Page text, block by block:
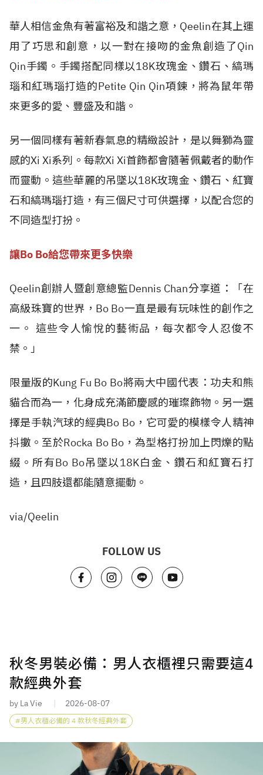
華人相信金魚有著富裕及和諧之意，Qeelin在其上運
用了巧思和創意，以一對在接吻的金魚創造了Qin
Qin手鐲。手鐲搭配同樣以18K玫瑰金、鑽石、縞瑪
瑙和紅瑪瑙打造的Petite Qin Qin項鍊，將為鼠年帶
來更多的愛、豐盛及和諧。
另一個同樣有著新春氣息的精緻設計，是以舞獅為靈
感的Xi Xi系列。每款Xi Xi首飾都會隨著佩戴者的動作
而靈動。這些華麗的吊墜以18K玫瑰金、鑽石、紅寶
石和縞瑪瑙打造，有三個尺寸可供選擇，以配合您的
不同造型打扮。
讓Bo Bo給您帶來更多快樂
Qeelin創辦人暨創意總監Dennis Chan分享道：「在
高級珠寶的世界，Bo Bo一直是最有玩味性的創作之
一。 這些令人愉悅的藝術品，每次都令人忍俊不
禁。」
限量版的Kung Fu Bo Bo將兩大中國代表：功夫和熊
貓合而為一，化身成充滿節慶感的璀璨飾物。另一選
擇是手執汽球的經典Bo Bo，它可愛的模樣令人精神
抖擻。至於Rocka Bo Bo，為型格打扮加上閃爍的點
綴。所有Bo Bo吊墜以18K白金、鑽石和紅寶石打
造，且四肢還都能隨意擺動。
via/Qeelin
FOLLOW US
秋冬男裝必備：男人衣櫃裡只需要這4
款經典外套
by La Vie 2026-08-07
男人衣櫃必備的 4 款秋冬經典外套